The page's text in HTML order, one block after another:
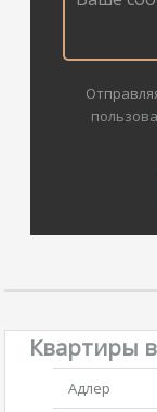
Квартиры
Адлер